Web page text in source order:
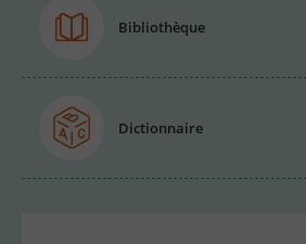
Bibliothèque
Dictionnaire